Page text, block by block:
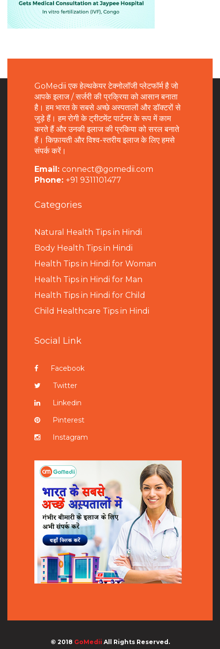
GoMedii एक हेल्थकेयर टेक्नोलॉजी प्लेटफॉर्म है जो
आपके इलाज / सर्जरी की प्रक्रिया को आसान बनाता
है। हम भारत के सबसे अच्छे अस्पतालों और डॉक्टरों से
जुड़े हैं। हम रोगी के ट्रीटमेंट पार्टनर के रूप में काम
करते हैं और उनकी इलाज की प्रकिया को सरल बनाते
हैं। किफ़ायती और विश्व-स्तरीय इलाज के लिए हमसे
संपर्क करें।
Email: connect@gomedii.com
Phone: +91 9311101477
Categories
Natural Health Tips in Hindi
Body Health Tips in Hindi
Health Tips in Hindi for Woman
Health Tips in Hindi for Man
Health Tips in Hindi for Child
Child Healthcare Tips in Hindi
Social Link
Facebook
Twitter
Linkedin
Pinterest
Instagram
© 2018 GoMedii All Rights Reserved.